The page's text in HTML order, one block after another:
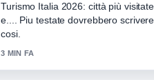
numeri, stipendi e.... E la sintesi piu
chiara che abbia visto oggi.
5 MIN FA